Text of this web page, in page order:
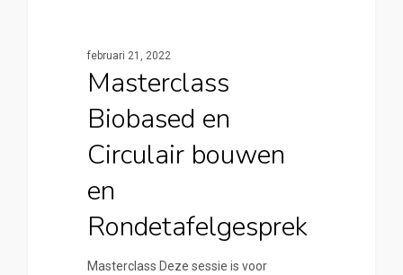
februari 21, 2022
Masterclass
Biobased en
Circulair bouwen
en
Rondetafelgesprek
Masterclass Deze sessie is voor